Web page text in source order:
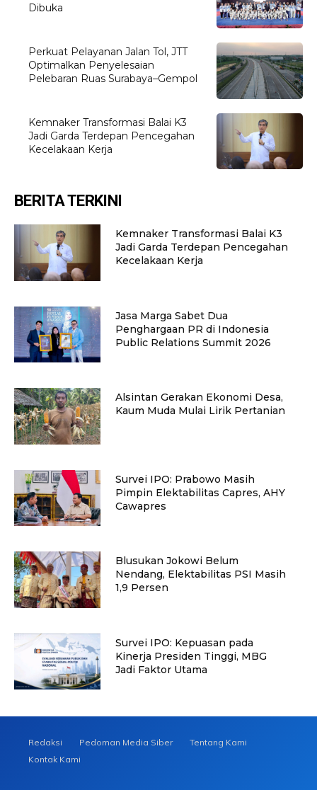
Dibuka
Perkuat Pelayanan Jalan Tol, JTT
Optimalkan Penyelesaian
Pelebaran Ruas Surabaya–Gempol
Kemnaker Transformasi Balai K3
Jadi Garda Terdepan Pencegahan
Kecelakaan Kerja
BERITA TERKINI
Kemnaker Transformasi Balai K3
Jadi Garda Terdepan Pencegahan
Kecelakaan Kerja
Jasa Marga Sabet Dua
Penghargaan PR di Indonesia
Public Relations Summit 2026
Alsintan Gerakan Ekonomi Desa,
Kaum Muda Mulai Lirik Pertanian
Survei IPO: Prabowo Masih
Pimpin Elektabilitas Capres, AHY
Cawapres
Blusukan Jokowi Belum
Nendang, Elektabilitas PSI Masih
1,9 Persen
Survei IPO: Kepuasan pada
Kinerja Presiden Tinggi, MBG
Jadi Faktor Utama
Redaksi Pedoman Media Siber
Tentang Kami
Kontak Kami